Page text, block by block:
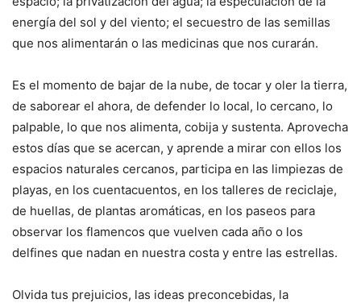
energía del sol y del viento; el secuestro de las semillas
que nos alimentarán o las medicinas que nos curarán.
Es el momento de bajar de la nube, de tocar y oler la tierra,
de saborear el ahora, de defender lo local, lo cercano, lo
palpable, lo que nos alimenta, cobija y sustenta. Aprovecha
estos días que se acercan, y aprende a mirar con ellos los
espacios naturales cercanos, participa en las limpiezas de
playas, en los cuentacuentos, en los talleres de reciclaje,
de huellas, de plantas aromáticas, en los paseos para
observar los flamencos que vuelven cada año o los
delfines que nadan en nuestra costa y entre las estrellas.
Olvida tus prejuicios, las ideas preconcebidas, la